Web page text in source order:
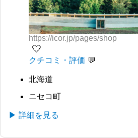
https://icor.jp/pages/shop
🤍
クチコミ・評価
北海道
ニセコ町
▶ 詳細を見る